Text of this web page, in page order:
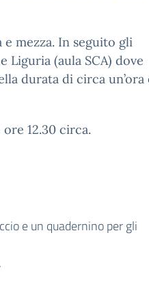
mezza. In seguito gli
Liguria (aula SCA) dove
durata di circa un’ora
12.30 circa.
e un quadernino per gli